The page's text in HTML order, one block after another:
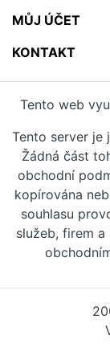
MŮJ ÚČET
KONTAKT
Tento web
Tento server je
Žádná část
obchodní
kopírována
souhlasu
služeb, firem